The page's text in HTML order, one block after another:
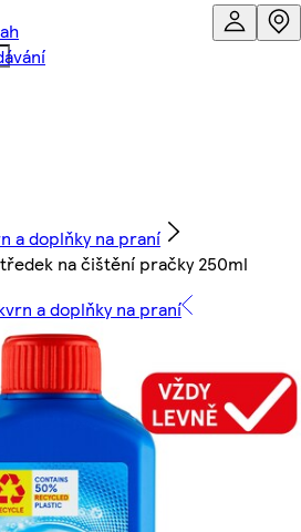
a doplňky na praní
na čištění pračky 250ml
a doplňky na praní